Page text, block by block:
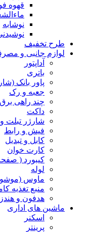
قهوه
نوشابه
طرح تخفیف
لوازم جانبی و
آداپتور
باتری
پاور بانک
جعبه و رک
چند راهی
داکت
شارژر تبلت و
فیش و رابط
کابل و تبدیل
کارت خوان
کیبورد (
لوله
ماوس
منبع تغذیه
هدفون و
ماشین های اداری
اسکنر
پرینتر